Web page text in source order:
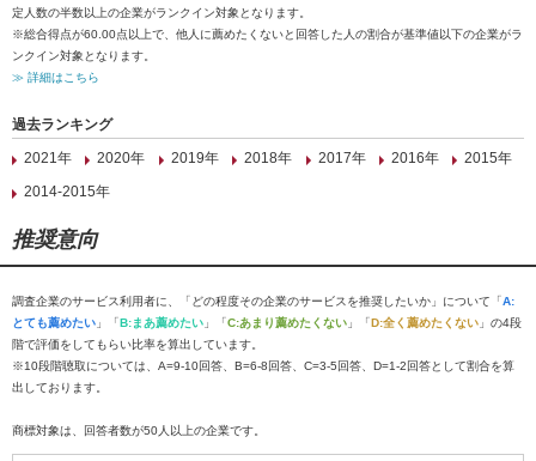
定人数の半数以上の企業がランクイン対象となります。
※総合得点が60.00点以上で、他人に薦めたくないと回答した人の割合が基準値以下の企業がラ
ンクイン対象となります。
≫ 詳細はこちら
過去ランキング
2021年
2020年 2019年 2018年 2017年 2016年
2015年
2014-2015年
推奨意向
調査企業のサービス利用者に、「どの程度その企業のサービスを推奨したいか」について「A:
とても薦めたい 」「B:まあ薦めたい 」「C:あまり薦めたくない 」「D:全く薦めたくない 」の4段
階で評価をしてもらい比率を算出しています。
※10段階聴取については、A=9-10回答、B=6-8回答、C=3-5回答、D=1-2回答として割合を算
出しております。
商標対象は、回答者数が50人以上の企業です。